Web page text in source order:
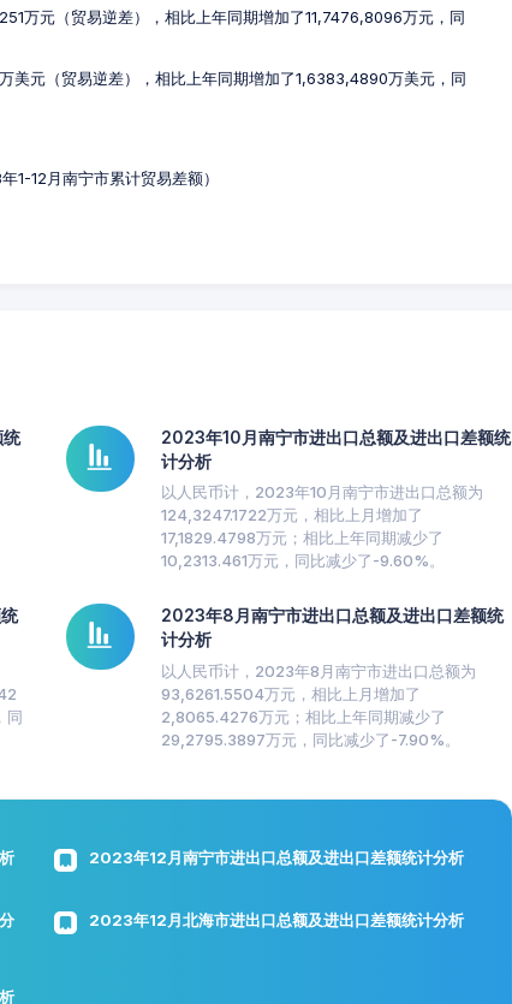
万元（贸易逆差），相比上年同期增加了11,7476,8096万元，同
美元（贸易逆差），相比上年同期增加了1,6383,4890万美元，同
1-12月南宁市累计贸易差额）
2023年10月南宁市进出口总额及进出口差额统
计分析
以人民币计，2023年10月南宁市进出口总额为
124,3247.1722万元，相比上月增加了
17,1829.4798万元；相比上年同期减少了
10,2313.461万元，同比减少了-9.60%。
同
2023年8月南宁市进出口总额及进出口差额统
计分析
以人民币计，2023年8月南宁市进出口总额为
93,6261.5504万元，相比上月增加了
2,8065.4276万元；相比上年同期减少了
29,2795.3897万元，同比减少了-7.90%。
2023年12月南宁市进出口总额及进出口差额统计分析
2023年12月北海市进出口总额及进出口差额统计分析